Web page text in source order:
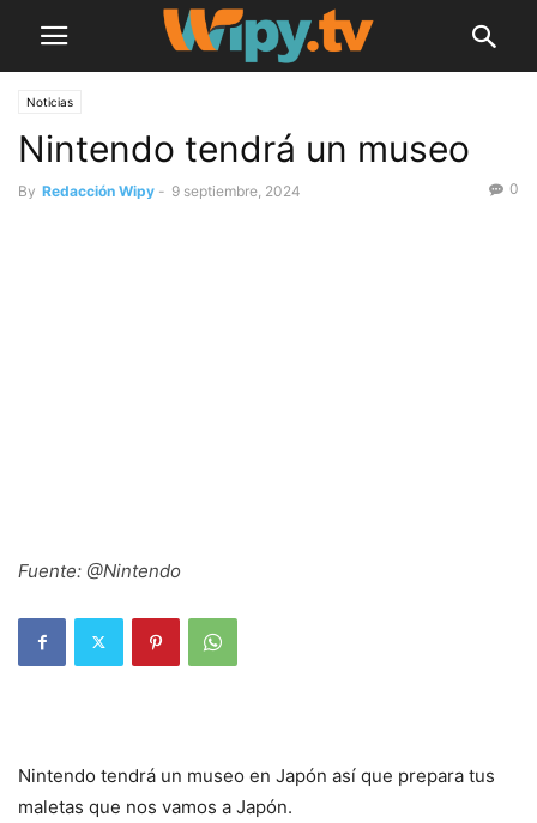
Noticias
Nintendo tendrá un museo
By Redacción Wipy - 9 septiembre, 2024 0
Fuente: @Nintendo
Nintendo tendrá un museo en Japón así que prepara tus
maletas que nos vamos a Japón.